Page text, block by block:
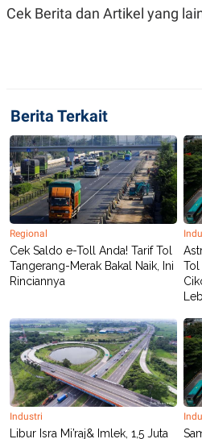
Cek Berita dan Artikel yang
Berita Terkait
Regional
Cek Saldo e-Toll Anda! Tarif Tol
Tangerang-Merak Bakal Naik, Ini
Rinciannya
Tol
Industri
Libur Isra Mi’raj& Imlek, 1,5 Juta